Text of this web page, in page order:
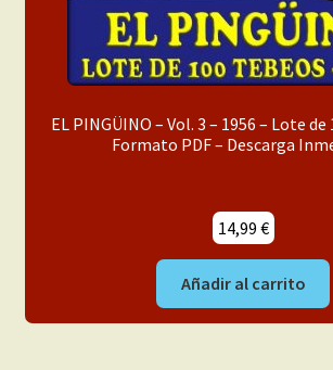
EL PINGÜINO – Vol. 3 – 1956 – Lote de
Formato PDF – Descarga
14,99 €
Añadir al carrito